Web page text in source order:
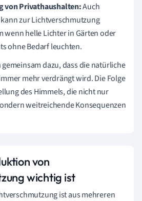
von Privathaushalten:Auch
zur Lichtverschmutzung
wenn helle Lichter in Gärten oder
ohne Bedarf leuchten.
dazu, dass die natürliche
mehr verdrängt wird. Die Folge
des Himmels, die nicht nur
weitreichende Konsequenzen
von
wichtig ist
ist aus mehreren